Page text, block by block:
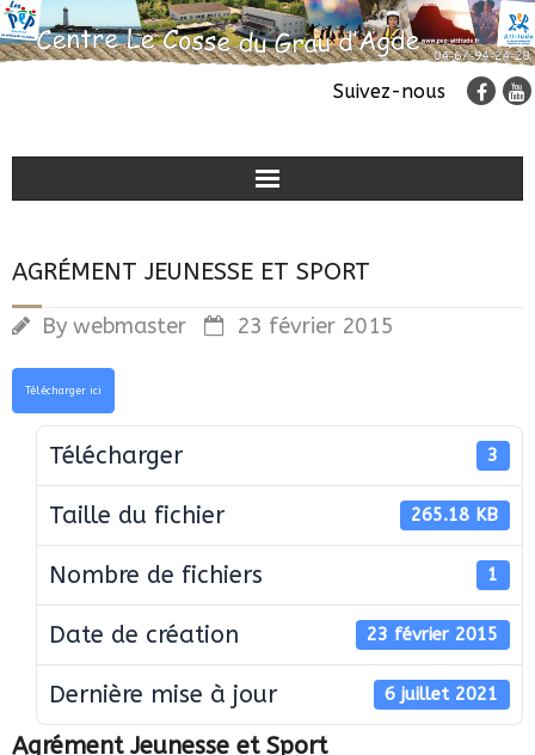
Suivez-nous
Colonies de vacances
AGRÉMENT JEUNESSE ET SPORT
By webmaster 23 février 2015
Télécharger ici
Télécharger 3
Taille du fichier 265.18 KB
Nombre de fichiers 1
Date de création 23 février 2015
Dernière mise à jour 6 juillet 2021
Agrément Jeunesse et Sport